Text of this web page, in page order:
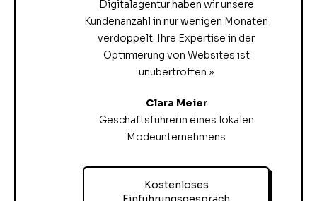
Digitalagentur haben wir unsere
Kundenanzahl in nur wenigen Monaten
verdoppelt. Ihre Expertise in der
Optimierung von Websites ist
unübertroffen.»
Clara Meier
Geschäftsführerin eines lokalen
Modeunternehmens
Kostenloses